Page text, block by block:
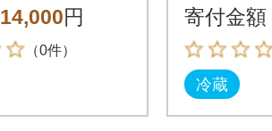
14,000円
（0件）
寄付金額
冷蔵